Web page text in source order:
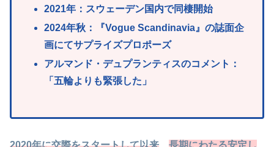
2021年：スウェーデン国内で同棲開始
2024年秋：『Vogue Scandinavia』の誌面企
画にてサプライズプロポーズ
アルマンド・デュプランティスのコメント：
「五輪よりも緊張した」
2020年に交際をスタートして以来
長期にわたる安定し